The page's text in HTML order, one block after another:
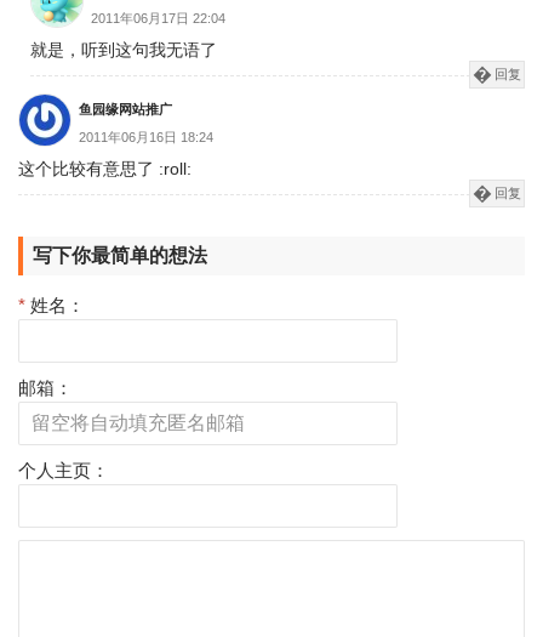
2011年06月17日 22:04
就是，听到这句我无语了
回复
鱼园缘网站推广
2011年06月16日 18:24
这个比较有意思了 :roll:
回复
写下你最简单的想法
* 姓名：
邮箱：
个人主页：